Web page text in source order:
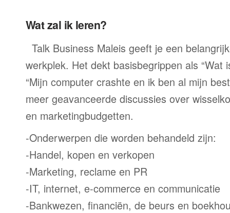
Wat zal ik leren?
Talk Business Maleis geeft je een
werkplek. Het dekt basisbegrippen als “Wat
“Mijn computer crashte en ik ben al mijn
meer geavanceerde discussies over
en marketingbudgetten.
-Onderwerpen die worden behandeld zijn:
-Handel, kopen en verkopen
-Marketing, reclame en PR
-IT, internet, e-commerce en communicatie
-Bankwezen, financiën, de beurs en